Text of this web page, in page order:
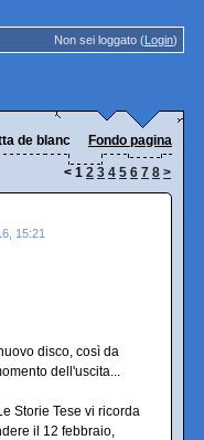
Non sei loggato (Login)
de blanc Fondo pagina
< 1 2 3 4 5 6 7 8 >
15:21
disco, così da
dell'uscita...
Storie Tese vi ricorda
il 12 febbraio,